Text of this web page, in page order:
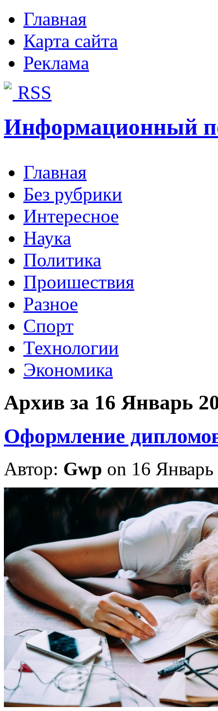
Главная
Карта сайта
Реклама
RSS
Информационный
Главная
Без рубрики
Интересное
Наука
Политика
Проишествия
Разное
Спорт
Технологии
Экономика
Архив за 16 Январь
Оформление
Автор: Gwp on 16